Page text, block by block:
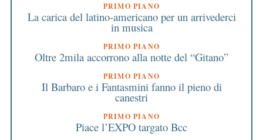
PRIMO PIANO
La carica del latino-americano per un arrivederci
in musica
PRIMO PIANO
Oltre 2mila accorrono alla notte del “Gitano”
PRIMO PIANO
Il Barbaro e i Fantasmini fanno il pieno di
canestri
PRIMO PIANO
Piace l’EXPO targato Bcc